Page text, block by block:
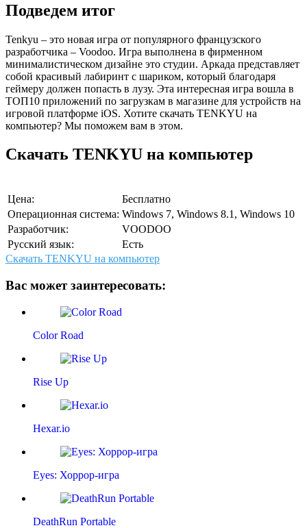
Подведем итог
Tenkyu – это новая игра от популярного французского
разработчика – Voodoo. Игра выполнена в фирменном
минималистическом дизайне это студии. Аркада представляет
собой красивый лабиринт с шариком, который благодаря
геймеру должен попасть в лузу. Эта интересная игра вошла в
ТОП10 приложений по загрузкам в магазине для устройств на
игровой платформе iOS. Хотите скачать TENKYU на
компьютер? Мы поможем вам в этом.
Скачать TENKYU на компьютер
Цена:
Бесплатно
Операционная система: Windows 7, Windows 8.1, Windows 10
Разработчик:
VOODOO
Русский язык:
Есть
Скачать TENKYU на компьютер
Вас может заинтересовать:
Color Road
Rise Up
Hexar.io
Eyes: Хоррор-игра
DeathRun Portable